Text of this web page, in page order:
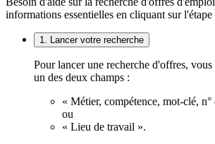
informations essentielles en cliquant sur
1. Lancer votre recherche
Pour lancer une recherche d'offres,
un des deux champs :
« Métier, compétence, mot-clé,
ou
« Lieu de travail ».